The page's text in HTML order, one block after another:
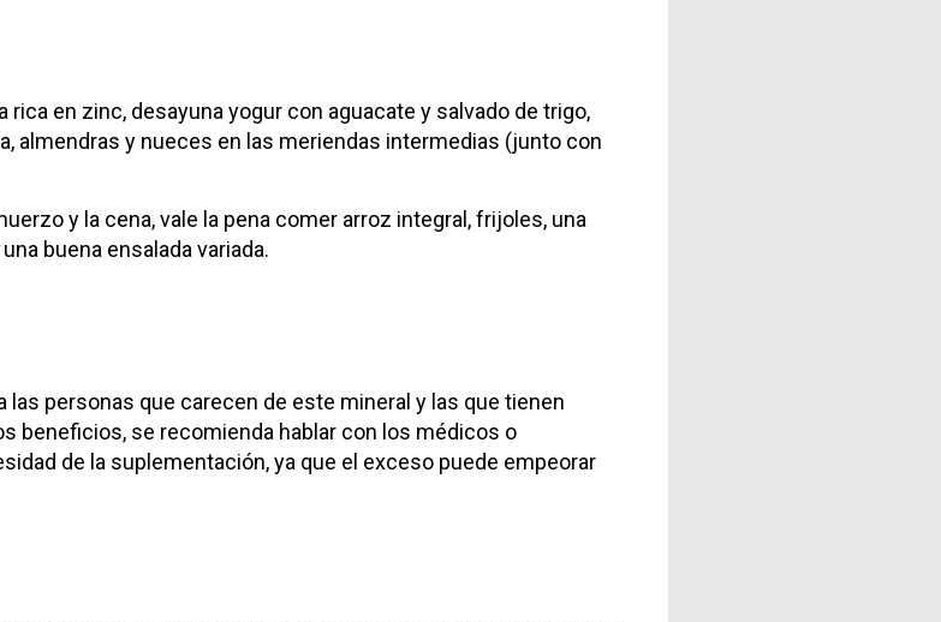
rica en zinc, desayuna yogur con aguacate y salvado de trigo,
almendras y nueces en las meriendas intermedias (junto con
y la cena, vale la pena comer arroz integral, frijoles, una
buena ensalada variada.
las personas que carecen de este mineral y las que tienen
beneficios, se recomienda hablar con los médicos o
de la suplementación, ya que el exceso puede empeorar